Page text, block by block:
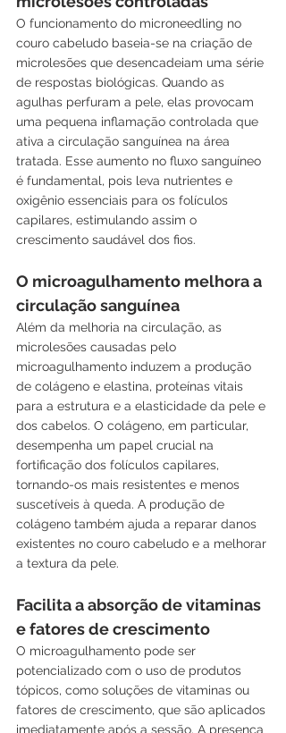
O funcionamento do microneedling no
couro cabeludo baseia-se na criação de
microlesões que desencadeiam uma série
de respostas biológicas. Quando as
agulhas perfuram a pele, elas provocam
uma pequena inflamação controlada que
ativa a circulação sanguínea na área
tratada. Esse aumento no fluxo sanguíneo
é fundamental, pois leva nutrientes e
oxigênio essenciais para os folículos
capilares, estimulando assim o
crescimento saudável dos fios.
O microagulhamento melhora a
circulação sanguínea
Além da melhoria na circulação, as
microlesões causadas pelo
microagulhamento induzem a produção
de colágeno e elastina, proteínas vitais
para a estrutura e a elasticidade da pele e
dos cabelos. O colágeno, em particular,
desempenha um papel crucial na
fortificação dos folículos capilares,
tornando-os mais resistentes e menos
suscetíveis à queda. A produção de
colágeno também ajuda a reparar danos
existentes no couro cabeludo e a melhorar
a textura da pele.
Facilita a absorção de vitaminas
e fatores de crescimento
O microagulhamento pode ser
potencializado com o uso de produtos
tópicos, como soluções de vitaminas ou
fatores de crescimento, que são aplicados
imediatamente após a sessão. A presença